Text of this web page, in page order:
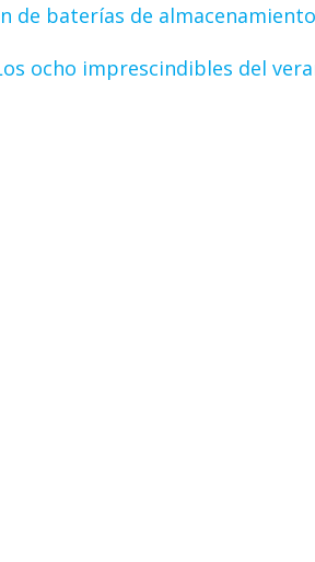
de baterías de
ocho imprescindibles del